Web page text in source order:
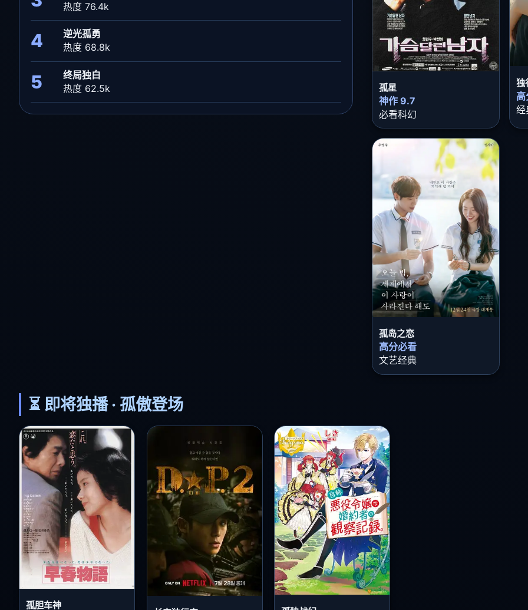
热度 76.4k
4
逆光孤勇
热度 68.8k
5
终局独白
热度 62.5k
孤星
神作 9.7
必看科幻
独
经
孤岛之恋
高分必看
文艺经典
⏳ 即将独播 · 孤傲登场
孤胆车神